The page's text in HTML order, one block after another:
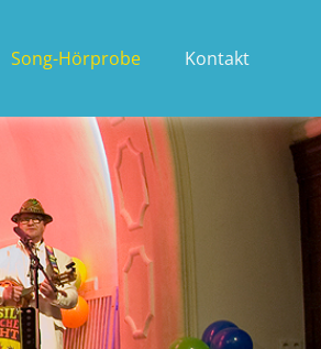
Song-Hörprobe Kontakt